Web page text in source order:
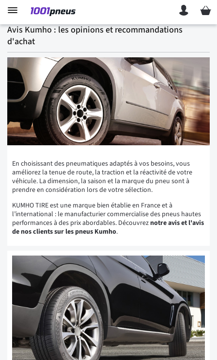
Mon
Avis Kumho : les opinions et recommandations
d'achat
En choisissant des pneumatiques adaptés à vos besoins, vous
améliorez la tenue de route, la traction et la réactivité de votre
véhicule. La dimension, la saison et la marque du pneu sont à
prendre en considération lors de votre sélection.
KUMHO TIRE est une marque bien établie en France et à
l’international : le manufacturier commercialise des pneus hautes
performances à des prix abordables. Découvrez notre avis et l'avis
de nos clients sur les pneus Kumho.